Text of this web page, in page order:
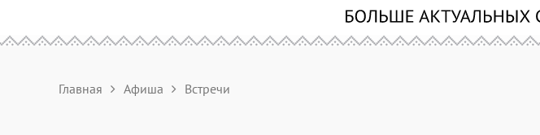
Главная Афиша Встречи